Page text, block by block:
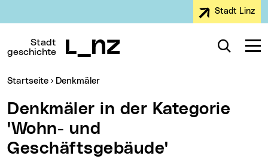
Stadt Linz
Stadt
geschichte
Suche
Sie sind hier:
Startseite Denkmäler
Denkmäler in der Kategorie
'Wohn- und
Geschäftsgebäude'